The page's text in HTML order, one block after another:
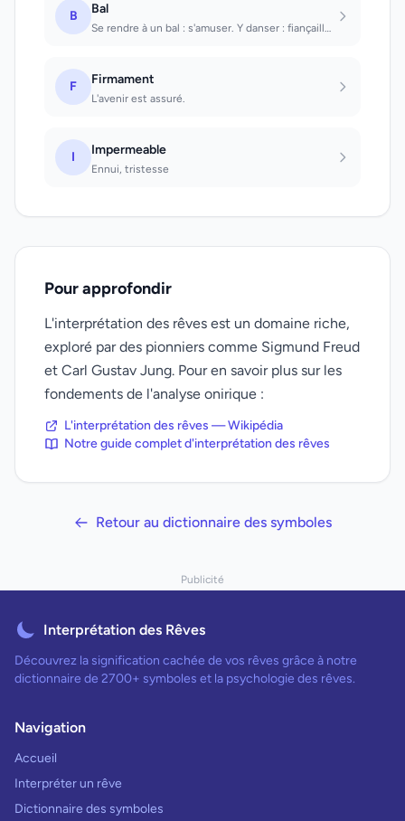
B Bal
Se rendre à un bal : s'amuser. Y danser : fiançailles prochaines.
F Firmament
L'avenir est assuré.
I Impermeable
Ennui, tristesse
Pour approfondir
L'interprétation des rêves est un domaine riche,
exploré par des pionniers comme Sigmund Freud
et Carl Gustav Jung. Pour en savoir plus sur les
fondements de l'analyse onirique :
L'interprétation des rêves — Wikipédia
Notre guide complet d'interprétation des rêves
Retour au dictionnaire des symboles
Publicité
Interprétation des Rêves
Découvrez la signification cachée de vos rêves grâce à notre
dictionnaire de 2700+ symboles et la psychologie des rêves.
Navigation
Accueil
Interpréter un rêve
Dictionnaire des symboles